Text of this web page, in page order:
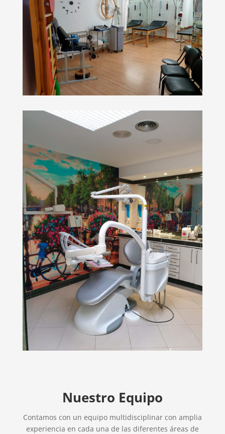
Nuestro Equipo
Contamos con un equipo multidisciplinar con amplia
experiencia en cada una de las diferentes áreas de